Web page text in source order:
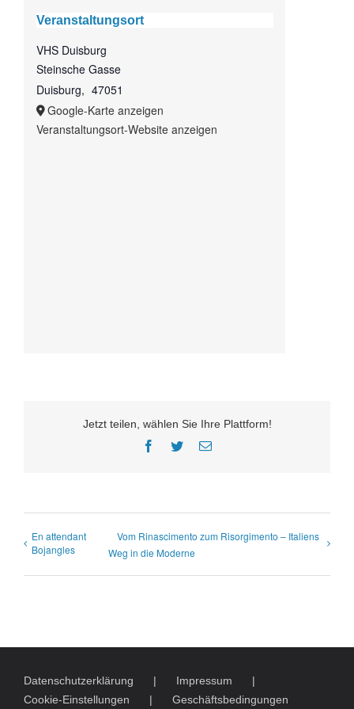
Veranstaltungsort
VHS Duisburg
Steinsche Gasse
Duisburg, 47051
Google-Karte anzeigen
Veranstaltungsort-Website anzeigen
Jetzt teilen, wählen Sie Ihre Plattform!
Facebook
TwitterE-
En attendant
Bojangles
Vom Rinascimento zum Risorgimento – Italiens
Weg in die Moderne
Datenschutzerklärung
Impressum
Cookie-Einstellungen
Geschäftsbedingungen